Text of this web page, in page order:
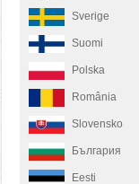
Sverige
Suomi
Polska
România
Slovensko
България
Eesti